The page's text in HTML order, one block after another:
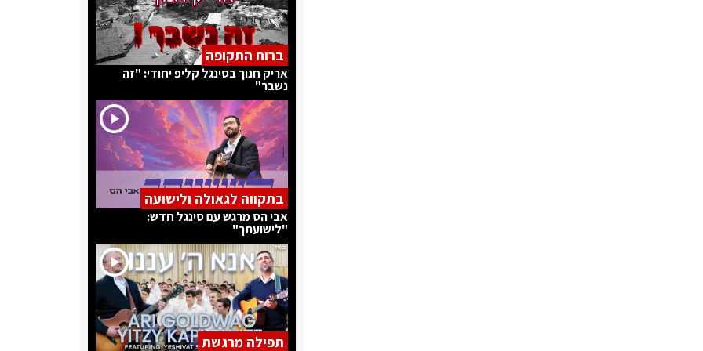
ברוח התקופה
אריק חנוך בסינגל קליפ יחודי: "זה
נשבר"
בתקווה לגאולה ולישועה
אבי הס מרגש עם סינגל חדש:
"לישועתך"
תפילה מרגשת